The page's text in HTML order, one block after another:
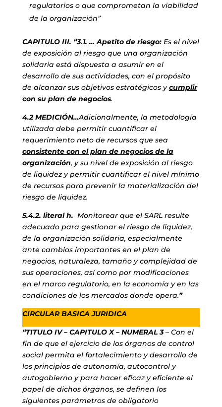
regulatorios o que comprometan la viabilidad
de la organización”
CAPITULO III. “3.1. … Apetito de riesgo: Es el nivel
de exposición al riesgo que una organización
solidaria está dispuesta a asumir en el
desarrollo de sus actividades, con el propósito
de alcanzar sus objetivos estratégicos ycumplir
con su plan de negocios.
4.2 MEDICIÓN…Adicionalmente, la metodología
utilizada debe permitir cuantificar el
requerimiento neto de recursos que sea
consistente con el plan de negocios de la
organización, y su nivel de exposición al riesgo
de liquidez y permitir cuantificar el nivel mínimo
de recursos para prevenir la materialización del
riesgo de liquidez.
5.4.2. literal h. Monitorear que el SARL resulte
adecuado para gestionar el riesgo de liquidez,
de la organización solidaria, especialmente
ante cambios importantes en el plan de
negocios, naturaleza, tamaño y complejidad de
sus operaciones, así como por modificaciones
en el marco regulatorio, en la economía y en las
condiciones de los mercados donde opera.”
CIRCULAR BASICA JURIDICA
“TITULO IV – CAPITULO X – NUMERAL 3– Con el
fin de que el ejercicio de los órganos de control
social permita el fortalecimiento y desarrollo de
los principios de autonomía, autocontrol y
autogobierno y para hacer eficaz y eficiente el
papel de dichos órganos, se definen los
siguientes parámetros de obligatorio